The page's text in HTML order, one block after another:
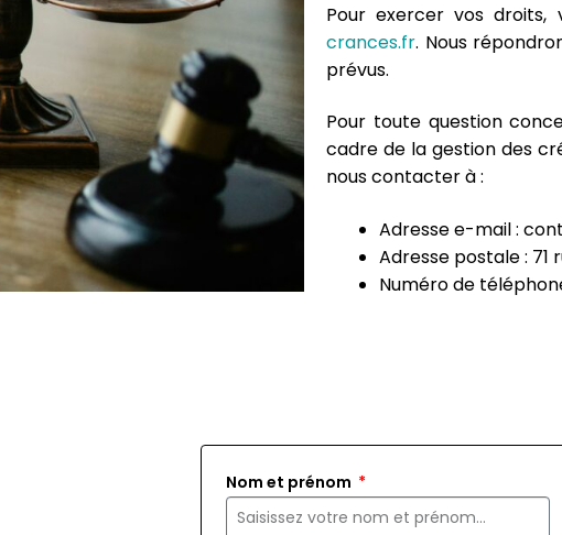
Pour exercer vos droits,
crances.fr. Nous
prévus.
Pour toute question
cadre de la gestion des
nous contacter à :
Adresse e-mail :
Adresse postale : 71
Numéro de
Nom et prénom